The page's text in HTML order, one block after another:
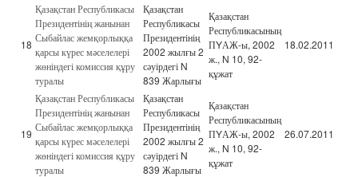
18
Қазақстан Республикасы
Президентінің жанынан
Сыбайлас жемқорлыққа
қарсы күрес мәселелері
жөніндегі комиссия құру
туралы
Қазақстан
Республикасы
Президентінің
2002 жылғы 2
сәуірдегі N
839 Жарлығы
Қазақстан
Республикасының
ПYАЖ-ы, 2002
ж., N 10, 92-
құжат
18.02.2011
19
Қазақстан Республикасы
Президентінің жанынан
Сыбайлас жемқорлыққа
қарсы күрес мәселелері
жөніндегі комиссия құру
туралы
Қазақстан
Республикасы
Президентінің
2002 жылғы 2
сәуірдегі N
839 Жарлығы
Қазақстан
Республикасының
ПYАЖ-ы, 2002
ж., N 10, 92-
құжат
26.07.2011